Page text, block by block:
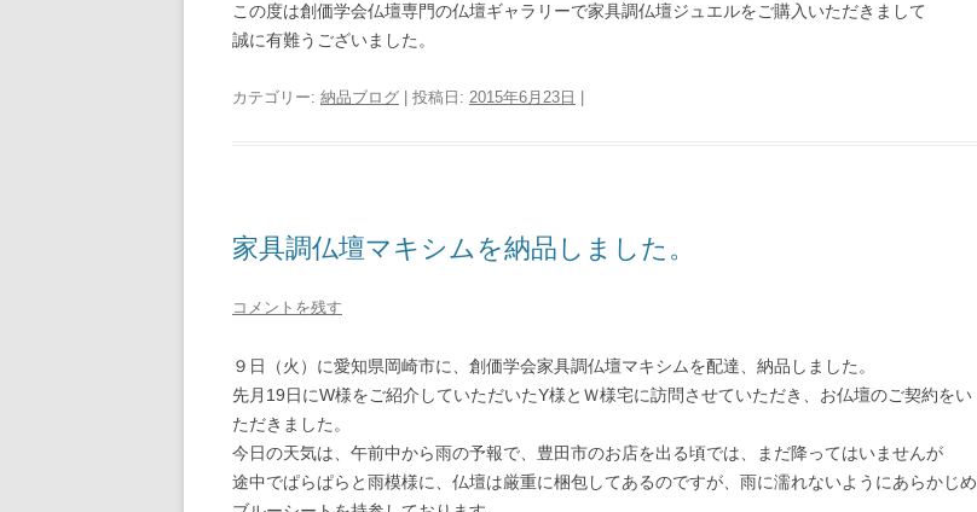
この度は創価学会仏壇専門の仏壇ギャラリーで家具調仏壇ジュエルをご購入いただきまして
誠に有難うございました。
カテゴリー: 納品ブログ | 投稿日: 2015年6月23日
家具調仏壇マキシムを納品しました。
コメントを残す
９日（火）に愛知県岡崎市に、創価学会家具調仏壇マキシムを配達、納品しました。
先月19日にW様をご紹介していただいたY様とＷ様宅に訪問させていただき、お仏壇のご契約をい
ただきました。
今日の天気は、午前中から雨の予報で、豊田市のお店を出る頃では、まだ降ってはいませんが
途中でぱらぱらと雨模様に、仏壇は厳重に梱包してあるのですが、雨に濡れないようにあらかじめ